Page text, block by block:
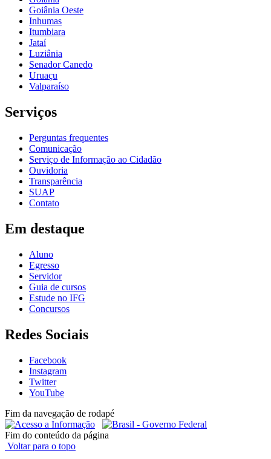
Goiânia Oeste
Inhumas
Itumbiara
Jataí
Luziânia
Senador Canedo
Uruaçu
Valparaíso
Serviços
Perguntas frequentes
Comunicação
Serviço de Informação ao Cidadão
Ouvidoria
Transparência
SUAP
Contato
Em destaque
Aluno
Egresso
Servidor
Guia de cursos
Estude no IFG
Concursos
Redes Sociais
Facebook
Instagram
Twitter
YouTube
Fim da navegação de rodapé
Fim do conteúdo da página
Voltar para o topo